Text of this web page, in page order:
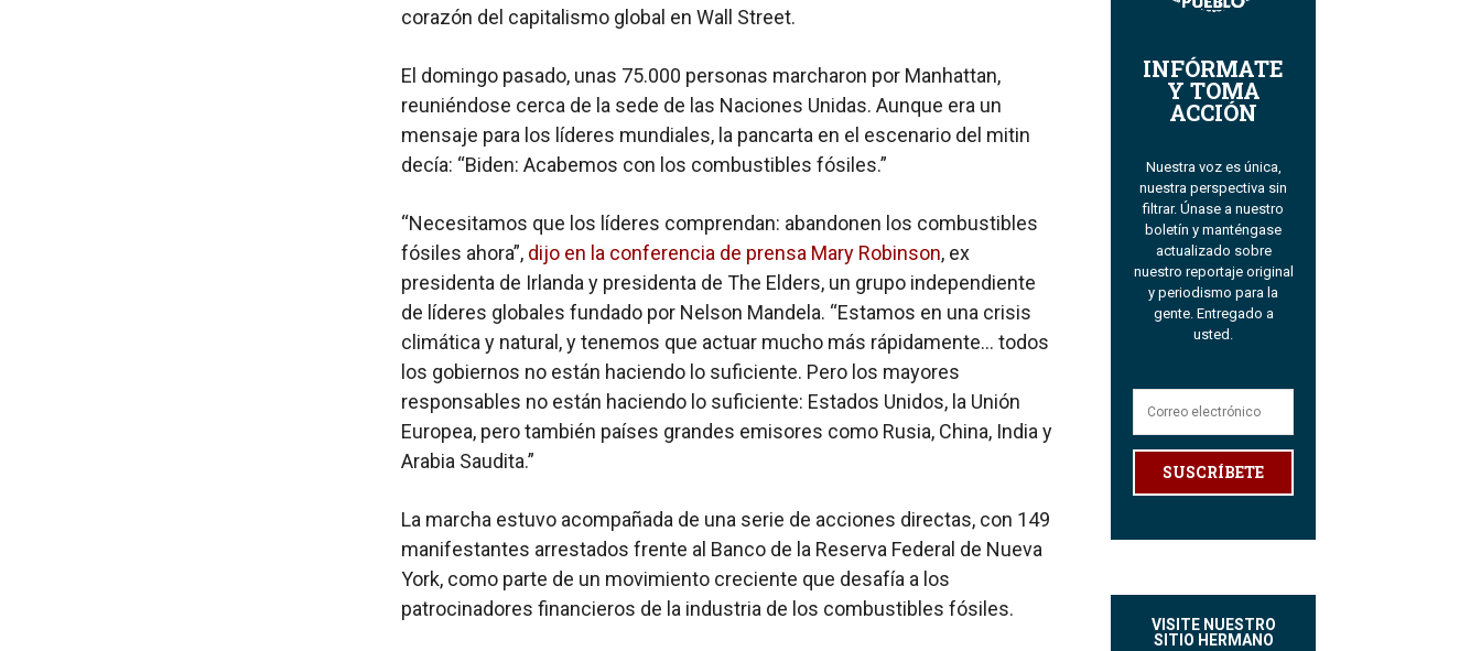
corazón del capitalismo global en Wall Street.
El domingo pasado, unas 75.000 personas marcharon por Manhattan,
reuniéndose cerca de la sede de las Naciones Unidas. Aunque era un
mensaje para los líderes mundiales, la pancarta en el escenario del mitin
decía: “Biden: Acabemos con los combustibles fósiles.”
“Necesitamos que los líderes comprendan: abandonen los combustibles
fósiles ahora”, dijo en la conferencia de prensa Mary Robinson, ex
presidenta de Irlanda y presidenta de The Elders, un grupo independiente
de líderes globales fundado por Nelson Mandela. “Estamos en una crisis
climática y natural, y tenemos que actuar mucho más rápidamente… todos
los gobiernos no están haciendo lo suficiente. Pero los mayores
responsables no están haciendo lo suficiente: Estados Unidos, la Unión
Europea, pero también países grandes emisores como Rusia, China, India y
Arabia Saudita.”
La marcha estuvo acompañada de una serie de acciones directas, con 149
manifestantes arrestados frente al Banco de la Reserva Federal de Nueva
York, como parte de un movimiento creciente que desafía a los
patrocinadores financieros de la industria de los combustibles fósiles.
INFÓRMATE
Y TOMA
ACCIÓN
Nuestra voz es única,
nuestra perspectiva sin
filtrar. Únase a nuestro
boletín y manténgase
actualizado sobre
nuestro reportaje original
y periodismo para la
gente. Entregado a
usted.
SUSCRÍBETE
VISITE NUESTRO
SITIO HERMANO